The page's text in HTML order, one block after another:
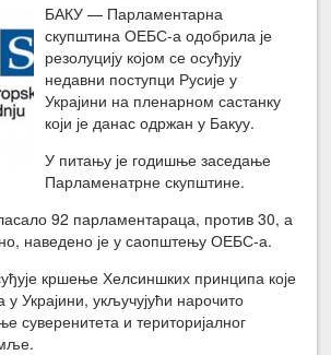
БАКУ — Парламентарна
скупштина ОЕБС-а одобрила је
резолуцију којом се осуђују
недавни поступци Русије у
Украјини на пленарном састанку
који је данас одржан у Бакуу.
У питању је годишње заседање
Парламенатрне скупштине.
92 парламентараца, против 30, а
наведено је у саопштењу ОЕБС-а.
кршење Хелсиншких принципа које
у Украјини, укључујући нарочито
суверенитета и територијалног